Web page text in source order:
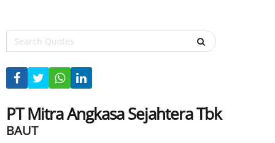
PT Mitra Angkasa Sejahtera Tbk
BAUT